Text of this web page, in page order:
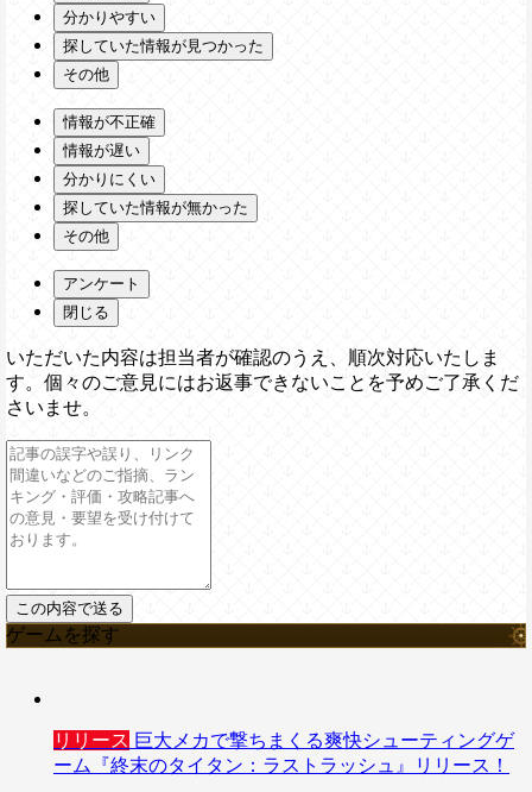
分かりやすい
探していた情報が見つかった
その他
情報が不正確
情報が遅い
分かりにくい
探していた情報が無かった
その他
アンケート
閉じる
いただいた内容は担当者が確認のうえ、順次対応いたしま
す。個々のご意見にはお返事できないことを予めご了承くだ
さいませ。
ゲームを探す
リリース 巨大メカで撃ちまくる爽快シューティングゲ
ーム『終末のタイタン：ラストラッシュ』リリース！